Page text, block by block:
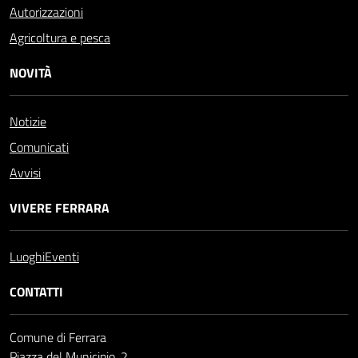
Autorizzazioni
Agricoltura e pesca
NOVITÀ
Notizie
Comunicati
Avvisi
VIVERE FERRARA
LuoghiEventi
CONTATTI
Comune di Ferrara